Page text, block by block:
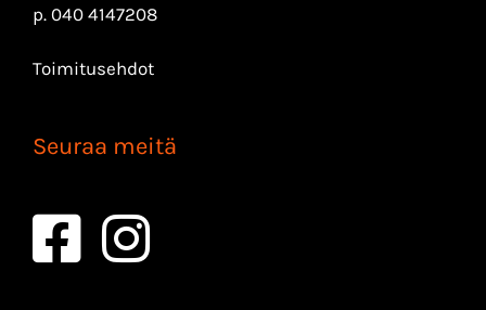
p. 040 4147208
Toimitusehdot
Seuraa meitä